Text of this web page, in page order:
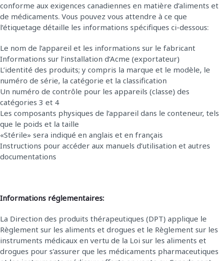
conforme aux exigences canadiennes en matière d’aliments et
de médicaments. Vous pouvez vous attendre à ce que
l’étiquetage détaille les informations spécifiques ci-dessous:
Le nom de l’appareil et les informations sur le fabricant
Informations sur l’installation d’Acme (exportateur)
L’identité des produits; y compris la marque et le modèle, le
numéro de série, la catégorie et la classification
Un numéro de contrôle pour les appareils (classe) des
catégories 3 et 4
Les composants physiques de l’appareil dans le conteneur, tels
que le poids et la taille
«Stérile» sera indiqué en anglais et en français
Instructions pour accéder aux manuels d’utilisation et autres
documentations
Informations réglementaires:
La Direction des produits thérapeutiques (DPT) applique le
Règlement sur les aliments et drogues et le Règlement sur les
instruments médicaux en vertu de la Loi sur les aliments et
drogues pour s’assurer que les médicaments pharmaceutiques